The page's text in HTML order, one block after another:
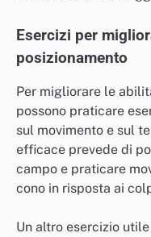
Esercizi per
posizionamento
Per migliorare le
possono praticare
sul movimento e sul
efficace prevede di
campo e praticare
cono in risposta ai
Un altro esercizio